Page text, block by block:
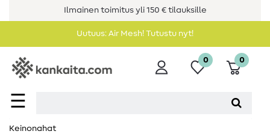
Ilmainen toimitus yli 150 € tilauksille
Uutuus: Air Mesh! Tutustu nyt!
☰
0 0
Keinonahat